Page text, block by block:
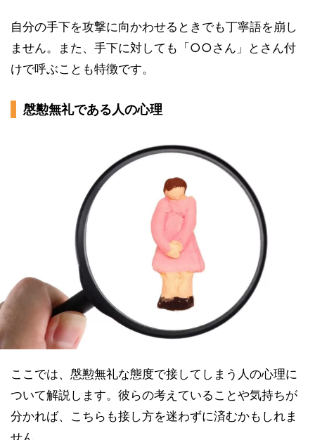
自分の手下を攻撃に向かわせるときでも丁寧語を崩し
ません。また、手下に対しても「○○さん」とさん付
けで呼ぶことも特徴です。
慇懃無礼である人の心理
ここでは、慇懃無礼な態度で接してしまう人の心理に
ついて解説します。彼らの考えていることや気持ちが
分かれば、こちらも接し方を迷わずに済むかもしれま
せん。